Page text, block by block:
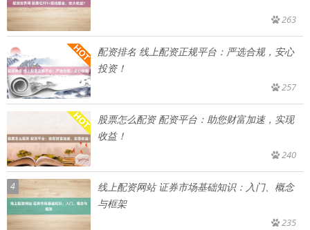
263
配资排名 线上配资正规平台：严选合规，安心
投资！
257
股票怎么配资 配资平台：助您财富加速，实现
收益！
240
4
线上配资网站 证券市场基础知识：入门、概念
与框架
235